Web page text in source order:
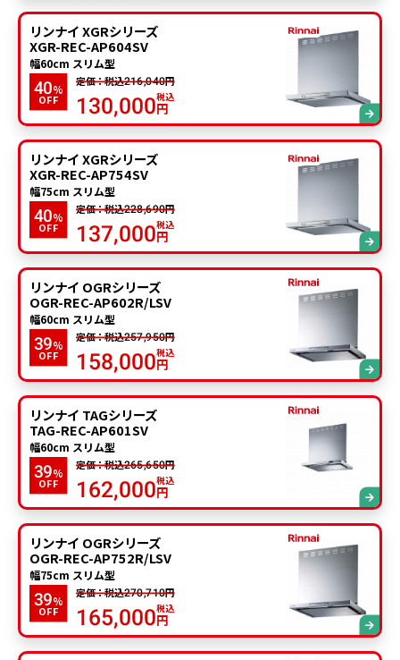
リンナイ XGRシリーズ
XGR-REC-AP604SV
幅60cm スリム型
40%
OFF
定価：税込216,040円
130,000税込
円
リンナイ XGRシリーズ
XGR-REC-AP754SV
幅75cm スリム型
40%
OFF
定価：税込228,690円
137,000税込
円
リンナイ OGRシリーズ
OGR-REC-AP602R/LSV
幅60cm スリム型
39%
OFF
定価：税込257,950円
158,000税込
円
リンナイ TAGシリーズ
TAG-REC-AP601SV
幅60cm スリム型
39%
OFF
定価：税込265,650円
162,000税込
円
リンナイ OGRシリーズ
OGR-REC-AP752R/LSV
幅75cm スリム型
39%
OFF
定価：税込270,710円
165,000税込
円